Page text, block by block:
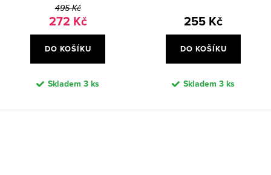
495 Kč
272 Kč
DO KOŠÍKU
Skladem 3 ks
255 Kč
DO KOŠÍKU
Skladem 3 ks